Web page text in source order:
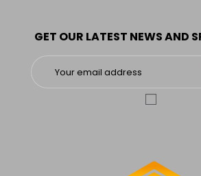
GET OUR LATEST NEWS AND